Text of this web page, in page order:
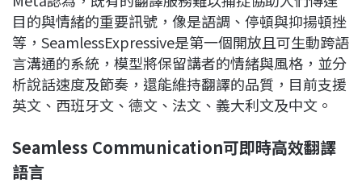
目的與情緒的重要訊號，像是語調、停頓與抑揚頓挫
等，SeamlessExpressive是第一個開放且可生動跨語
言溝通的系統，模型將保留講者的情緒與風格，並分
析說話速度及節奏，還能維持翻譯的品質，目前支援
英文、西班牙文、德文、法文、義大利文及中文。
Seamless Communication可即時高效翻譯
語言